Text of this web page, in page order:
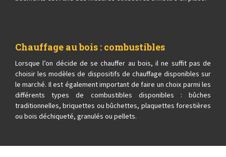
Chauffage au bois : combustibles
Lorsque l’on décide de se chauffer au bois, il ne suffit pas de
choisir les modèles de dispositifs de chauffage disponibles sur
le marché. Il est également important de faire un choix parmi les
différents types de combustibles disponibles : bûches
traditionnelles, briquettes ou bûchettes, plaquettes forestières
ou bois déchiqueté, granulés ou pellets.